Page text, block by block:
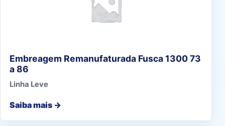
Embreagem Remanufaturada Fusca 1300 73
a 86
Linha Leve
Saiba mais →